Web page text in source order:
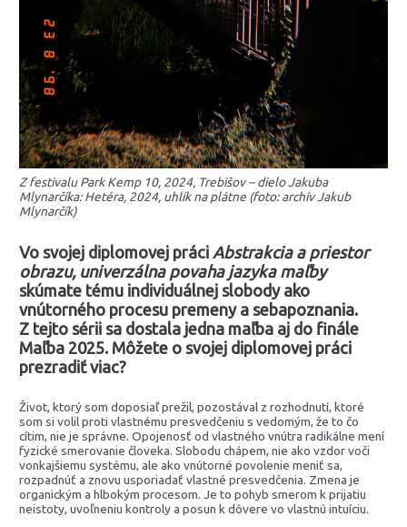
Z festivalu Park Kemp 10, 2024, Trebišov – dielo Jakuba
Mlynarčíka: Hetéra, 2024, uhlík na plátne (foto: archív Jakub
Mlynarčík)
Vo svojej diplomovej práciAbstrakcia a priestor
obrazu, univerzálna povaha jazyka maľby
skúmate tému individuálnej slobody ako
vnútorného procesu premeny a sebapoznania.
Z tejto sérii sa dostala jedna maľba aj do finále
Maľba 2025. Môžete o svojej diplomovej práci
prezradiť viac?
Život, ktorý som doposiaľ prežil, pozostával z rozhodnutí, ktoré
som si volil proti vlastnému presvedčeniu s vedomým, že to čo
cítim, nie je správne. Opojenosť od vlastného vnútra radikálne mení
fyzické smerovanie človeka. Slobodu chápem, nie ako vzdor voči
vonkajšiemu systému, ale ako vnútorné povolenie meniť sa,
rozpadnúť a znovu usporiadať vlastné presvedčenia. Zmena je
organickým a hlbokým procesom. Je to pohyb smerom k prijatiu
neistoty, uvoľneniu kontroly a posun k dôvere vo vlastnú intuíciu.